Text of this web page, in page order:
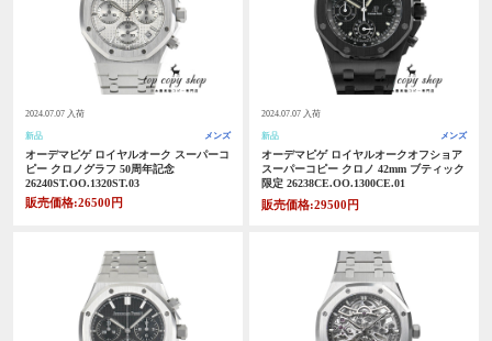
2024.07.07 入荷
新品 メンズ
オーデマピゲ ロイヤルオーク スーパーコ
ピー クロノグラフ 50周年記念
26240ST.OO.1320ST.03
販売価格:26500円
2024.07.07 入荷
新品 メンズ
オーデマピゲ ロイヤルオークオフショア
スーパーコピー クロノ 42mm ブティック
限定 26238CE.OO.1300CE.01
販売価格:29500円